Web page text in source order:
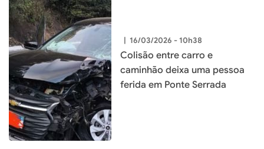
| 16/03/2026 - 10h38
Colisão entre carro e
caminhão deixa uma pessoa
ferida em Ponte Serrada